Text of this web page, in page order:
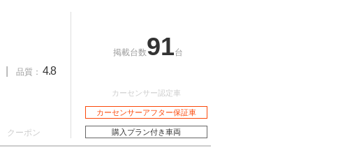
品質： 4.8
クーポン
掲載台数91台
カーセンサー認定車
カーセンサーアフター保証車
購入プラン付き車両